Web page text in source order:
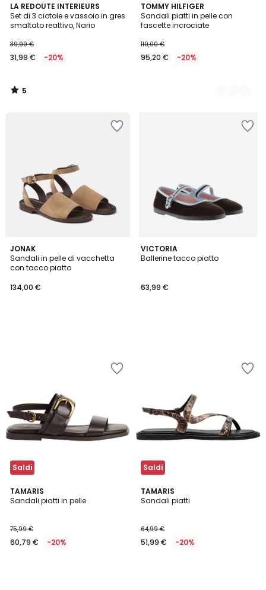
LA REDOUTE INTERIEURS
Set di 3 ciotole e vassoio in gres
smaltato reattivo, Nario
39,99 €
31,99 € -20%
5
/
5
5
/
TOMMY HILFIGER
Sandali piatti in pelle con
fascette incrociate
119,00 €
95,20 € -20%
2
Colori
JONAK
Sandali in pelle di vacchetta
con tacco piatto
134,00 €
VICTORIA
Ballerine tacco piatto
63,99 €
Saldi
TAMARIS
Sandali piatti in pelle
75,99 €
60,79 € -20%
Saldi
TAMARIS
Sandali piatti
64,99 €
51,99 € -20%